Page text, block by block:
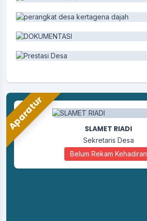
Aparatur SLAMET RIADI
Sekretaris Desa
Belum Rekam Kehadiran